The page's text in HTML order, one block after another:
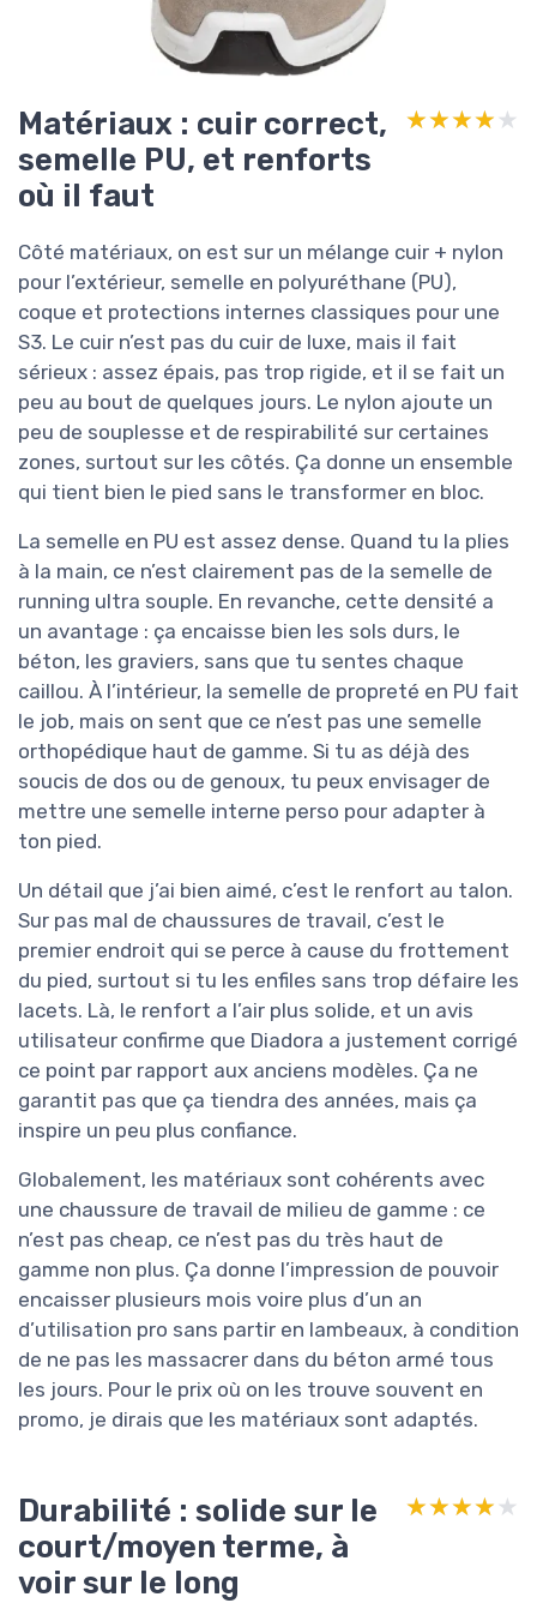
Matériaux : cuir correct,
semelle PU, et renforts
où il faut
★★★★★
★★★★★
Côté matériaux, on est sur un mélange cuir + nylon
pour l’extérieur, semelle en polyuréthane (PU),
coque et protections internes classiques pour une
S3. Le cuir n’est pas du cuir de luxe, mais il fait
sérieux : assez épais, pas trop rigide, et il se fait un
peu au bout de quelques jours. Le nylon ajoute un
peu de souplesse et de respirabilité sur certaines
zones, surtout sur les côtés. Ça donne un ensemble
qui tient bien le pied sans le transformer en bloc.
La semelle en PU est assez dense. Quand tu la plies
à la main, ce n’est clairement pas de la semelle de
running ultra souple. En revanche, cette densité a
un avantage : ça encaisse bien les sols durs, le
béton, les graviers, sans que tu sentes chaque
caillou. À l’intérieur, la semelle de propreté en PU fait
le job, mais on sent que ce n’est pas une semelle
orthopédique haut de gamme. Si tu as déjà des
soucis de dos ou de genoux, tu peux envisager de
mettre une semelle interne perso pour adapter à
ton pied.
Un détail que j’ai bien aimé, c’est le renfort au talon.
Sur pas mal de chaussures de travail, c’est le
premier endroit qui se perce à cause du frottement
du pied, surtout si tu les enfiles sans trop défaire les
lacets. Là, le renfort a l’air plus solide, et un avis
utilisateur confirme que Diadora a justement corrigé
ce point par rapport aux anciens modèles. Ça ne
garantit pas que ça tiendra des années, mais ça
inspire un peu plus confiance.
Globalement, les matériaux sont cohérents avec
une chaussure de travail de milieu de gamme : ce
n’est pas cheap, ce n’est pas du très haut de
gamme non plus. Ça donne l’impression de pouvoir
encaisser plusieurs mois voire plus d’un an
d’utilisation pro sans partir en lambeaux, à condition
de ne pas les massacrer dans du béton armé tous
les jours. Pour le prix où on les trouve souvent en
promo, je dirais que les matériaux sont adaptés.
Durabilité : solide sur le
court/moyen terme, à
voir sur le long
★★★★★
★★★★★